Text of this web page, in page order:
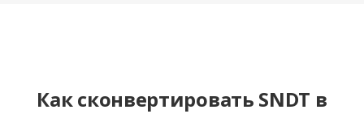
Как сконвертировать SNDT в